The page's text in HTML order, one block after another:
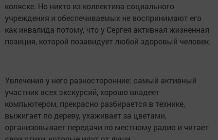
коляске. Но никто из коллектива социального
учреждения и обеспечиваемых не воспринимают его
как инвалида потому, что у Сергея активная жизненная
позиция, которой позавидует любой здоровый человек.
Увлечения у него разносторонние: самый активный
участник всех экскурсий, хорошо владеет
компьютером, прекрасно разбирается в технике,
выжигает по дереву, ухаживает за цветами,
организовывает передачи по местному радио и читает